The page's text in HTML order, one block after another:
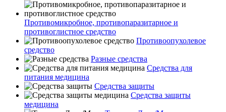
Противомикробное, противопаразитарное и
противоглистное средство
Противоопухолевое
средство
Разные средства
Средства для
питания медицина
Средства защиты
Средства защиты
медицина